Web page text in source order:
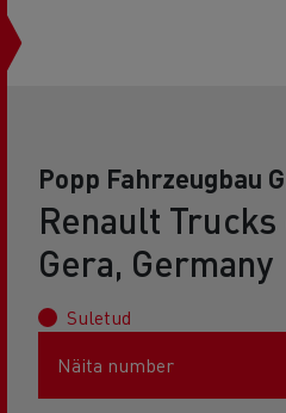
Popp Fahrzeugbau
Renault
Gera, Germany
Suletud
Näita number